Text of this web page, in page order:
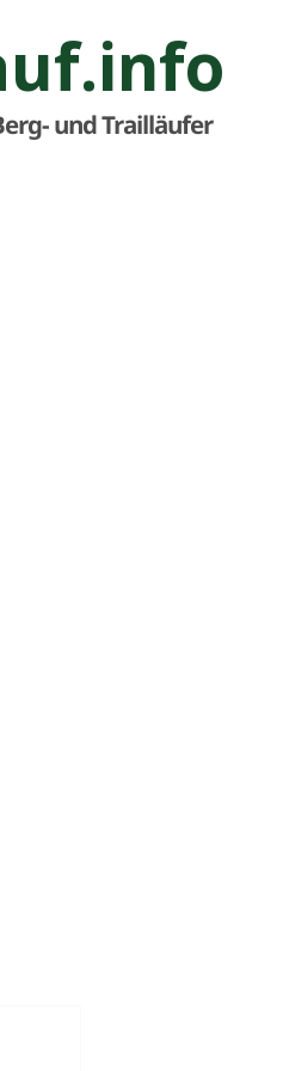
und Trailläufer